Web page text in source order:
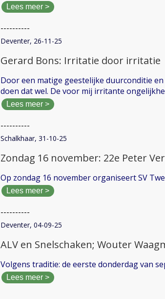
Lees meer >
----------
Deventer, 26-11-25
Gerard Bons: Irritatie door irritatie
Door een matige geestelijke duurconditie
doen dat wel. De voor mij irritante
Lees meer >
----------
Schalkhaar, 31-10-25
Zondag 16 november: 22e Peter
Op zondag 16 november organiseert SV
Lees meer >
----------
Deventer, 04-09-25
ALV en Snelschaken; Wouter
Volgens traditie: de eerste donderdag van
Lees meer >